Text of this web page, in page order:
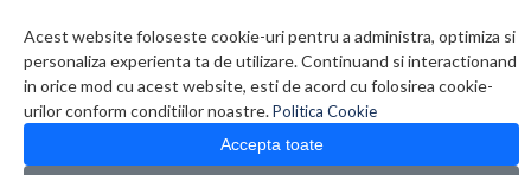
Acest website foloseste cookie-uri pentru a administra, optimiza si
personaliza experienta ta de utilizare. Continuand si interactionand
in orice mod cu acest website, esti de acord cu folosirea cookie-
urilor conform conditiilor noastre.Politica Cookie
Accepta toate